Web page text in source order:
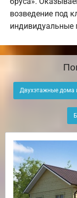
возведение под
индивидуальные
Двухэтажные дома